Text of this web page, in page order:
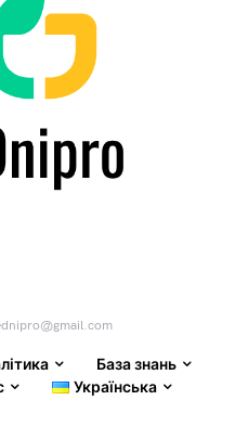
База знань
Українська